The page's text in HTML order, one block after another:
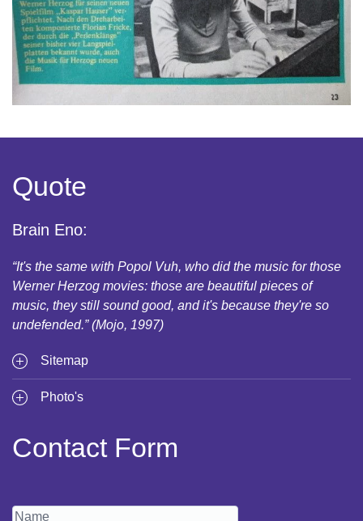
Quote
Brain Eno:
“It's the same with Popol Vuh, who did the music for those
Werner Herzog movies: those are beautiful pieces of
music, they still sound good, and it's because they're so
undefended.” (Mojo, 1997)
Sitemap
Photo's
Contact Form